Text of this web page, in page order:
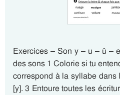
Exercices – Son y – u – û –
des sons 1 Colorie si tu
correspond à la syllabe
[y]. 3 Entoure toutes les